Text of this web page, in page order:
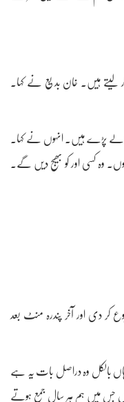
لیتے ہیں۔ خان بدیع نے کہا۔
پڑے ہیں۔ انہوں نے کہا۔
وہ کسی اور کو بھیج دیں گے۔
کر دی اور آخر پندرہ منٹ بعد
بالکل وہ دراصل بات یہ ہے
جس میں ہم ہر سال جمع ہوتے